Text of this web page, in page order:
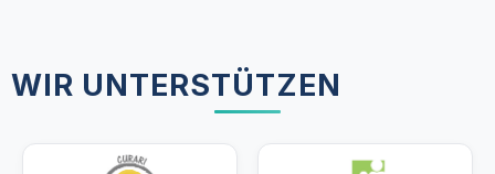
WIR UNTERSTÜTZEN